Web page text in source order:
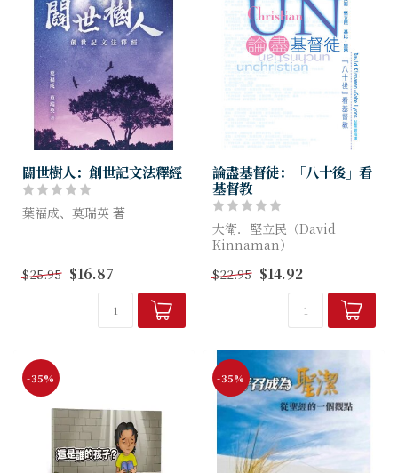
闢世樹人：創世記文法釋經
葉福成、莫瑞英 著
許你已經讀過不少遍創世記，
本書的作者引領我們以不同面
向重讀創世記。全書有32章，
$25.95 $16.87
論盡基督徒：「八十後」看
基督教
大衛．堅立民（David
Kinnaman）
著
沒有調查就沒有發言權。 本
書基於巴喬治集團研究報告，
$22.95 $14.92
-35% -35%